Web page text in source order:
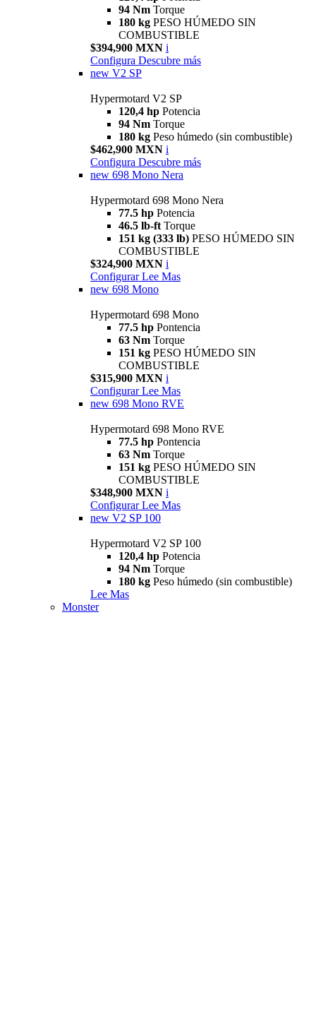
94 Nm Torque
180 kg PESO HÚMEDO SIN
COMBUSTIBLE
$394,900 MXN i
Configura Descubre más
new V2 SP
Hypermotard V2 SP
120,4 hp Potencia
94 Nm Torque
180 kg Peso húmedo (sin combustible)
$462,900 MXN i
Configura Descubre más
new 698 Mono Nera
Hypermotard 698 Mono Nera
77.5 hp Potencia
46.5 lb-ft Torque
151 kg (333 lb) PESO HÚMEDO SIN
COMBUSTIBLE
$324,900 MXN i
Configurar Lee Mas
new 698 Mono
Hypermotard 698 Mono
77.5 hp Pontencia
63 Nm Torque
151 kg PESO HÚMEDO SIN
COMBUSTIBLE
$315,900 MXN i
Configurar Lee Mas
new 698 Mono RVE
Hypermotard 698 Mono RVE
77.5 hp Pontencia
63 Nm Torque
151 kg PESO HÚMEDO SIN
COMBUSTIBLE
$348,900 MXN i
Configurar Lee Mas
new V2 SP 100
Hypermotard V2 SP 100
120,4 hp Potencia
94 Nm Torque
180 kg Peso húmedo (sin combustible)
Lee Mas
Monster